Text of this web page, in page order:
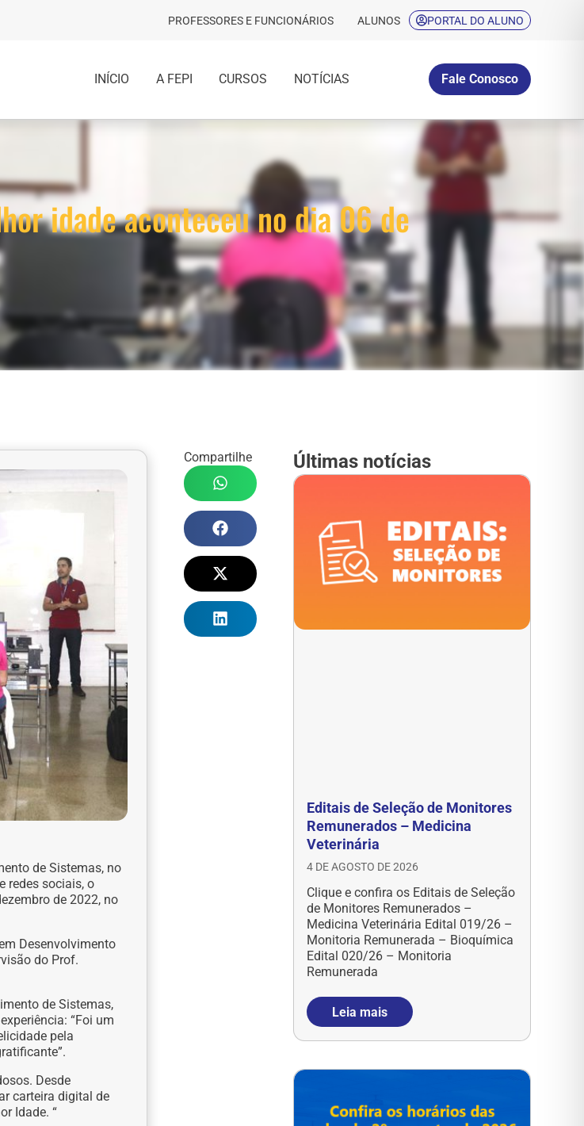
PROFESSORES E FUNCIONÁRIOS ALUNOS PORTAL DO ALUNO
INÍCIO A FEPI CURSOS NOTÍCIAS Fale Conosco
idade aconteceu no dia 06 de
de Sistemas, no
redes sociais, o
de 2022, no
Desenvolvimento
do Prof.
de Sistemas,
“Foi um
pela
Desde
carteira digital de
Idade. “
Compartilhe Últimas notícias
Editais de Seleção de Monitores
Remunerados – Medicina
Veterinária
4 DE AGOSTO DE 2026
Clique e confira os Editais de Seleção
de Monitores Remunerados –
Medicina Veterinária Edital 019/26 –
Monitoria Remunerada – Bioquímica
Edital 020/26 – Monitoria
Remunerada
Leia mais